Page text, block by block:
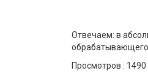
Отвечаем: в
обрабатывающего
Просмотров : 1490